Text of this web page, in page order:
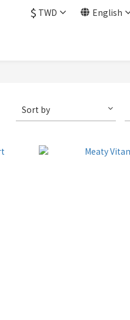
$ TWD English
Sort by